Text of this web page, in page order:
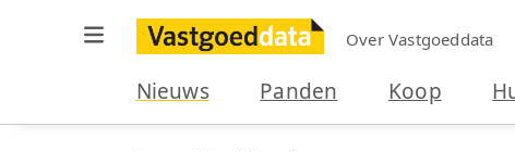
Over Vastgoeddata
Nieuws Panden Koop